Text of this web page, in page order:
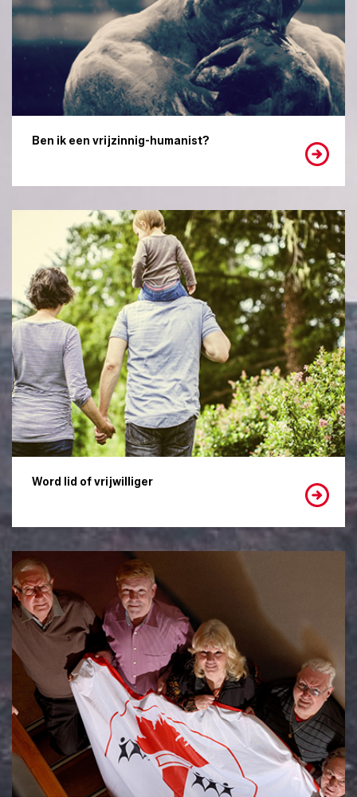
Ben ik een vrijzinnig-humanist?
Word lid of vrijwilliger